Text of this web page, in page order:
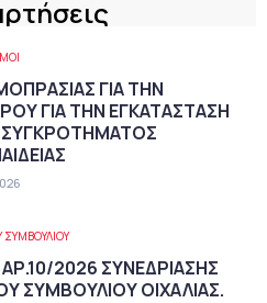
ΓΙΑ ΤΗΝ
ΓΙΑ ΤΗΝ ΕΓΚΑΤΑΣΤΑΣΗ
ΣΥΓΚΡΟΤΗΜΑΤΟΣ
2026 ΣΥΝΕΔΡΙΑΣΗΣ
ΣΥΜΒΟΥΛΙΟΥ ΟΙΧΑΛΙΑΣ.